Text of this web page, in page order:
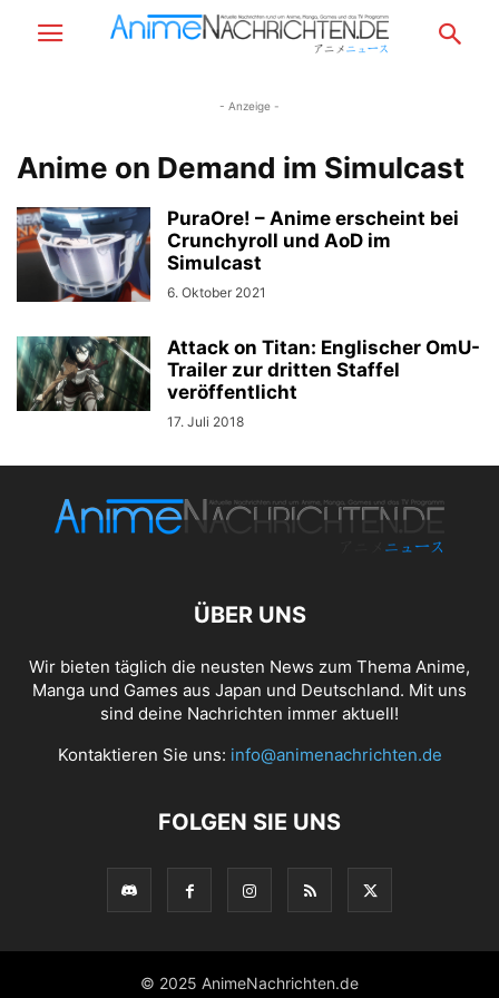
- Anzeige -
Anime on Demand im Simulcast
PuraOre! – Anime erscheint bei
Crunchyroll und AoD im
Simulcast
6. Oktober 2021
Attack on Titan: Englischer OmU-
Trailer zur dritten Staffel
veröffentlicht
17. Juli 2018
ÜBER UNS
Wir bieten täglich die neusten News zum Thema Anime,
Manga und Games aus Japan und Deutschland. Mit uns
sind deine Nachrichten immer aktuell!
Kontaktieren Sie uns: info@animenachrichten.de
FOLGEN SIE UNS
© 2025 AnimeNachrichten.de